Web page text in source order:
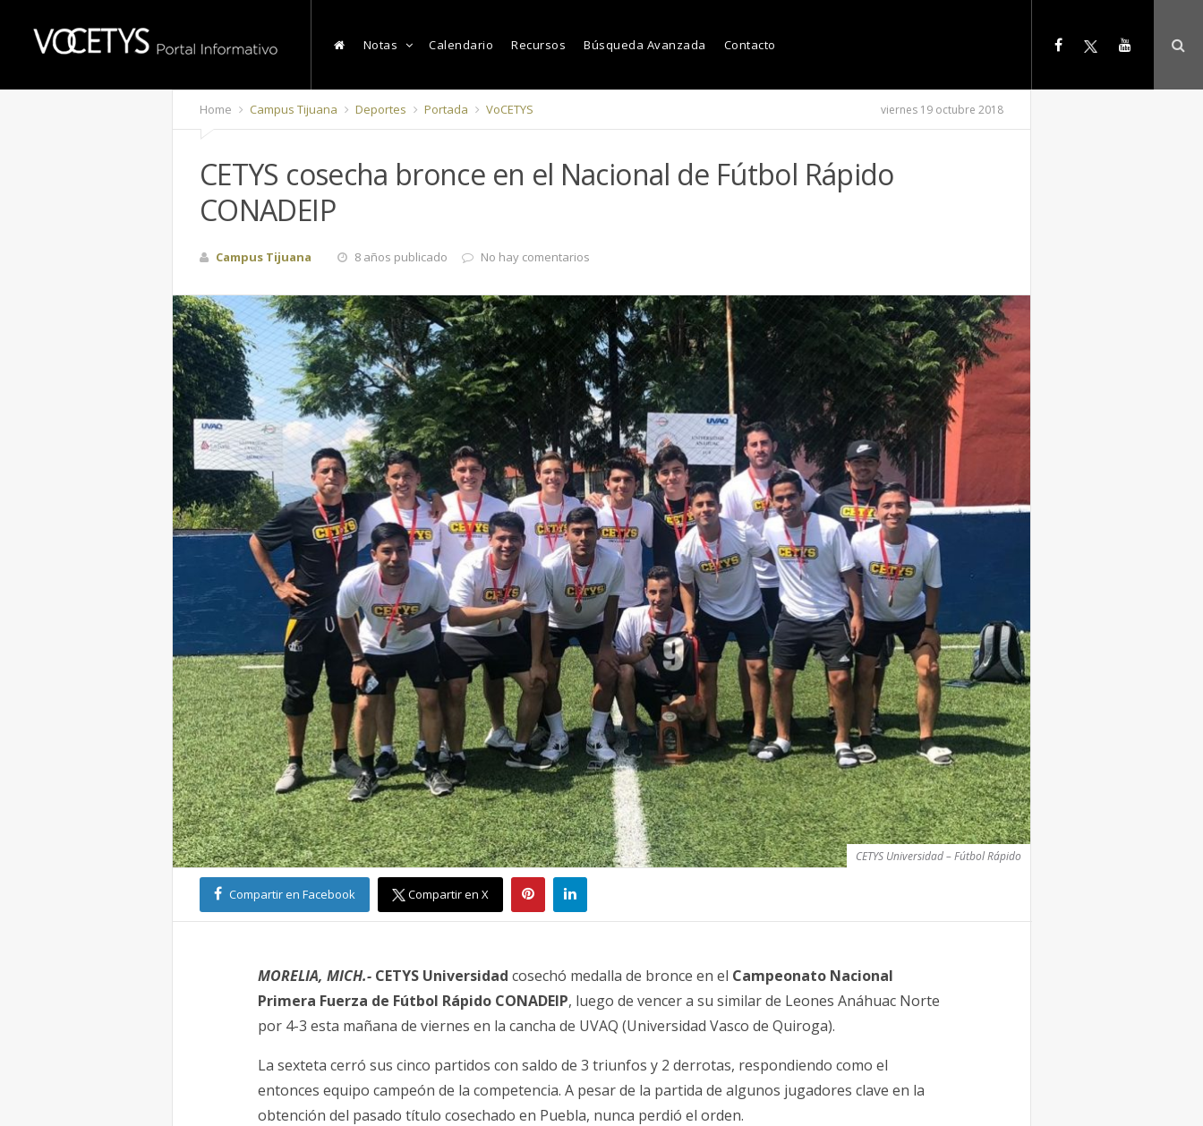
Notas Calendario Recursos Búsqueda Avanzada Contacto
Home Campus Tijuana Deportes Portada VoCETYS viernes 19 octubre 2018
CETYS cosecha bronce en el Nacional de Fútbol Rápido
CONADEIP
Campus Tijuana 8 años publicado No hay comentarios
CETYS Universidad – Fútbol Rápido
Compartir en Facebook Compartir en X
MORELIA, MICH.- CETYS Universidad cosechó medalla de bronce en el Campeonato Nacional
Primera Fuerza de Fútbol Rápido CONADEIP, luego de vencer a su similar de Leones Anáhuac Norte
por 4-3 esta mañana de viernes en la cancha de UVAQ (Universidad Vasco de Quiroga).
La sexteta cerró sus cinco partidos con saldo de 3 triunfos y 2 derrotas, respondiendo como el
entonces equipo campeón de la competencia. A pesar de la partida de algunos jugadores clave en la
obtención del pasado título cosechado en Puebla, nunca perdió el orden.